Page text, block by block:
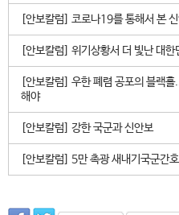
[안보칼럼] 코로나19를 통해서 본
[안보칼럼] 위기상황서 더 빛난 대한
[안보칼럼] 우한 폐렴 공포의 블랙
해야
[안보칼럼] 강한 국군과 신안보
[안보칼럼] 5만 촉광 새내기국군간